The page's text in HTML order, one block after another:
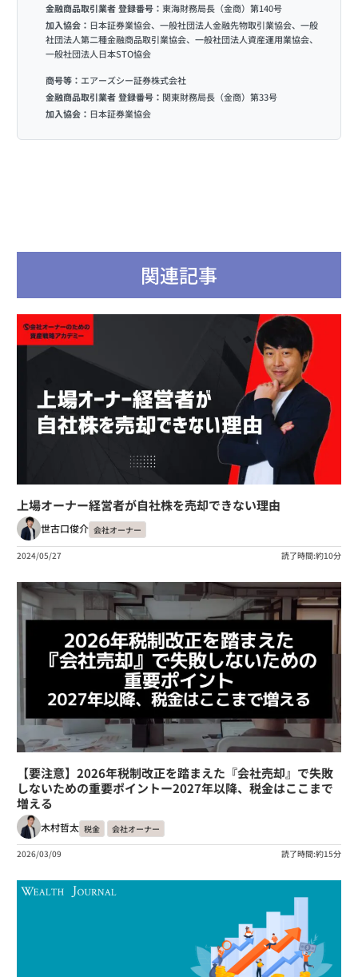
金融商品取引業者 登録番号： 東海財務局長（金商）第140号
加入協会： 日本証券業協会、一般社団法人金融先物取引業協会、一般
社団法人第二種金融商品取引業協会、一般社団法人資産運用業協会、
一般社団法人日本STO協会
商号等： エアーズシー証券株式会社
金融商品取引業者 登録番号： 関東財務局長（金商）第33号
加入協会： 日本証券業協会
関連記事
上場オーナー経営者が自社株を売却できない理由
世古口俊介 会社オーナー
2024/05/27 読了時間:約10分
【要注意】2026年税制改正を踏まえた『会社売却』で失敗
しないための重要ポイントー2027年以降、税金はここまで
増える
木村哲太 税金 会社オーナー
2026/03/09 読了時間:約15分